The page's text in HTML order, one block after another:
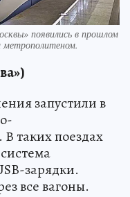
появились в прошлом
запустили в
таких поездах
зарядки.
все вагоны.